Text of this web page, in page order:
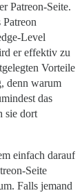
Patreon-Seite.
Level
er effektiv zu
Vorteile
denn warum
das
sie dort
einfach darauf
Seite
Falls jemand